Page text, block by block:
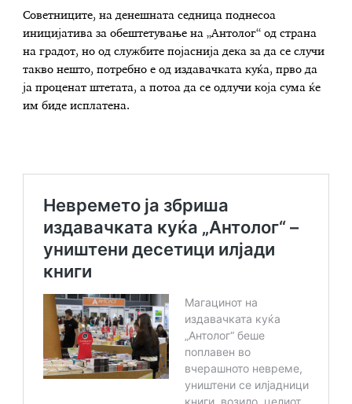
Советниците, на денешната седница поднесоа
иницијатива за обештетување на „Антолог“ од страна
на градот, но од службите појаснија дека за да се случи
такво нешто, потребно е од издавачката куќа, прво да
ја проценат штетата, а потоа да се одлучи која сума ќе
им биде исплатена.